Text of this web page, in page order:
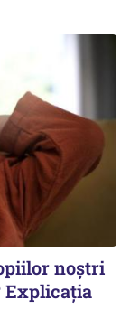
noștri
Explicația